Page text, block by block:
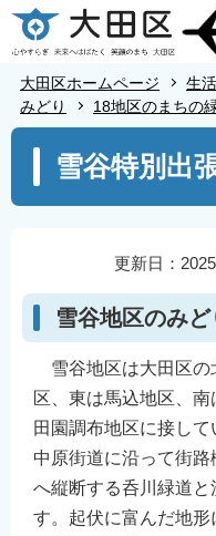
こ
の
ジ
大田区ホームページ 生
みどり
18地区のまちの
こ
ら
雪谷特別出
更新日：
雪谷地区のみど
雪谷地区は大田区の
区、東は馬込地区、
田園調布地区に接し
中原街道に沿って街
へ縦断する呑川緑道と
す。起伏に富んだ地形